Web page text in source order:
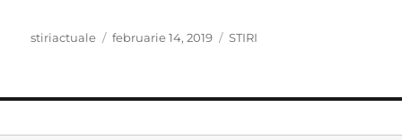
Author
stiriactuale
Posted
februarie 14, 2019 Categories
STIRI